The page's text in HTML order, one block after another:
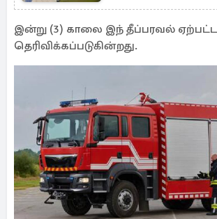
உண்மை
இன்று (3) காலை இந் தீப்பரவல்
தெரிவிக்கப்படுகின்றது.